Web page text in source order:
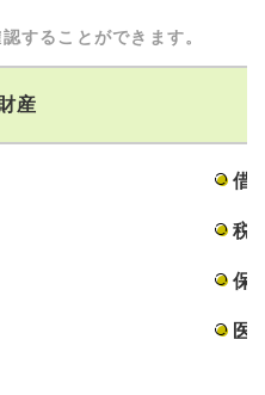
することができます。
産
借
税
保
医